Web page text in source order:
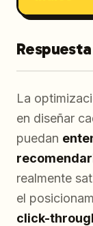
La
en diseñar
puedan
realmente
el
click-